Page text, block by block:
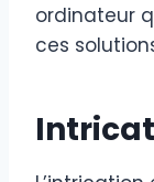
ordinateur
ces